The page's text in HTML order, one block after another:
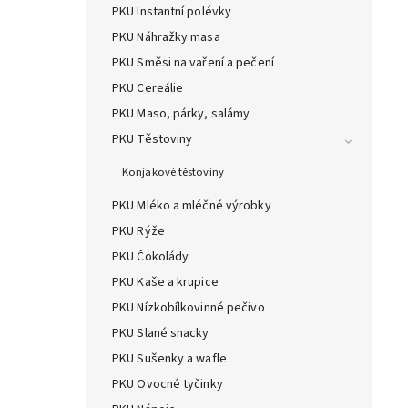
PKU Instantní polévky
PKU Náhražky masa
PKU Směsi na vaření a pečení
PKU Cereálie
PKU Maso, párky, salámy
PKU Těstoviny
Konjakové těstoviny
PKU Mléko a mléčné výrobky
PKU Rýže
PKU Čokolády
PKU Kaše a krupice
PKU Nízkobílkovinné pečivo
PKU Slané snacky
PKU Sušenky a wafle
PKU Ovocné tyčinky